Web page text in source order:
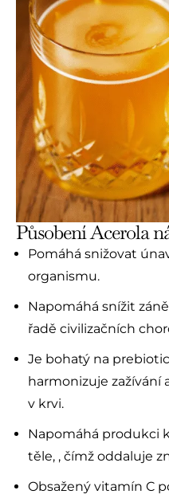
Působení Acerola
Pomáhá snižovat
organismu.
Napomáhá snížit
řadě civilizačních
Je bohatý na
harmonizuje zažívání
v krvi.
Napomáhá produkci
těle, , čímž oddaluje
Obsažený vitamín C